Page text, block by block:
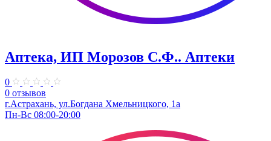
Аптека, ИП Морозов С.Ф.. Аптеки
0
0 отзывов
г.Астрахань, ул.Богдана Хмельницкого, 1а
Пн-Вс 08:00-20:00